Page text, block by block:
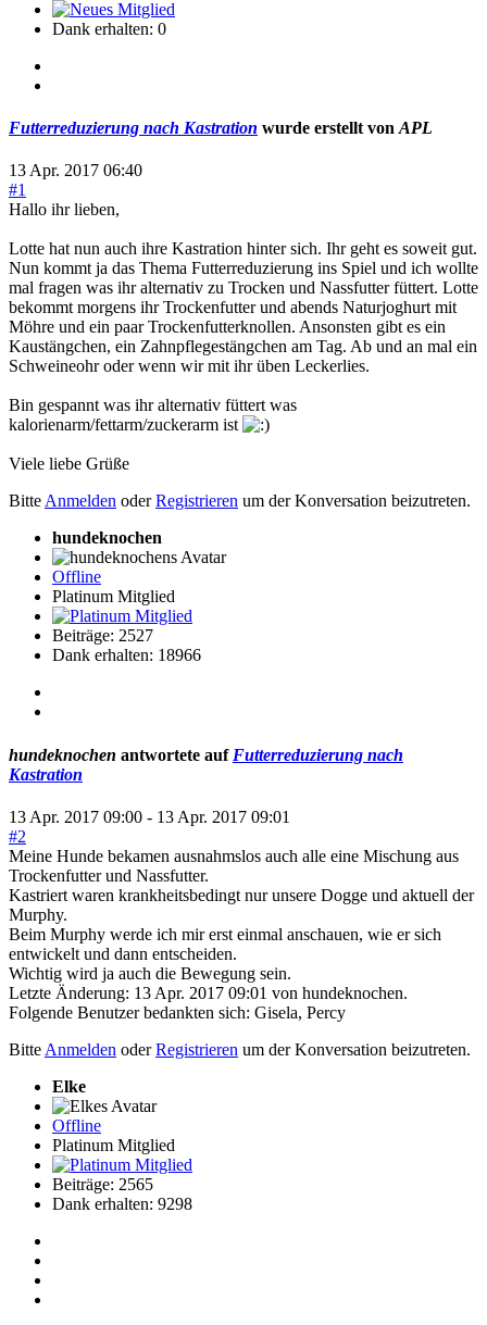
Dank erhalten: 0
Futterreduzierung nach Kastration wurde erstellt von APL
13 Apr. 2017 06:40
#1
Hallo ihr lieben,
Lotte hat nun auch ihre Kastration hinter sich. Ihr geht es soweit gut.
Nun kommt ja das Thema Futterreduzierung ins Spiel und ich wollte
mal fragen was ihr alternativ zu Trocken und Nassfutter füttert. Lotte
bekommt morgens ihr Trockenfutter und abends Naturjoghurt mit
Möhre und ein paar Trockenfutterknollen. Ansonsten gibt es ein
Kaustängchen, ein Zahnpflegestängchen am Tag. Ab und an mal ein
Schweineohr oder wenn wir mit ihr üben Leckerlies.
Bin gespannt was ihr alternativ füttert was
kalorienarm/fettarm/zuckerarm ist
Viele liebe Grüße
BitteAnmelden oderRegistrieren um der Konversation beizutreten.
hundeknochen
Offline
Platinum Mitglied
Beiträge: 2527
Dank erhalten: 18966
hundeknochen antwortete auf Futterreduzierung nach
Kastration
13 Apr. 2017 09:00 - 13 Apr. 2017 09:01
#2
Meine Hunde bekamen ausnahmslos auch alle eine Mischung aus
Trockenfutter und Nassfutter.
Kastriert waren krankheitsbedingt nur unsere Dogge und aktuell der
Murphy.
Beim Murphy werde ich mir erst einmal anschauen, wie er sich
entwickelt und dann entscheiden.
Wichtig wird ja auch die Bewegung sein.
Letzte Änderung: 13 Apr. 2017 09:01 von hundeknochen.
Folgende Benutzer bedankten sich: Gisela, Percy
Bitte Anmelden oderRegistrieren um der Konversation beizutreten.
Elke
Offline
Platinum Mitglied
Beiträge: 2565
Dank erhalten: 9298